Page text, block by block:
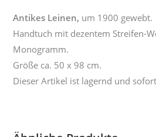
Antikes Leinen, um 1900 gewebt.
Handtuch mit dezentem Streifen-
Monogramm.
Größe ca. 50 x 98 cm.
Dieser Artikel ist lagernd und